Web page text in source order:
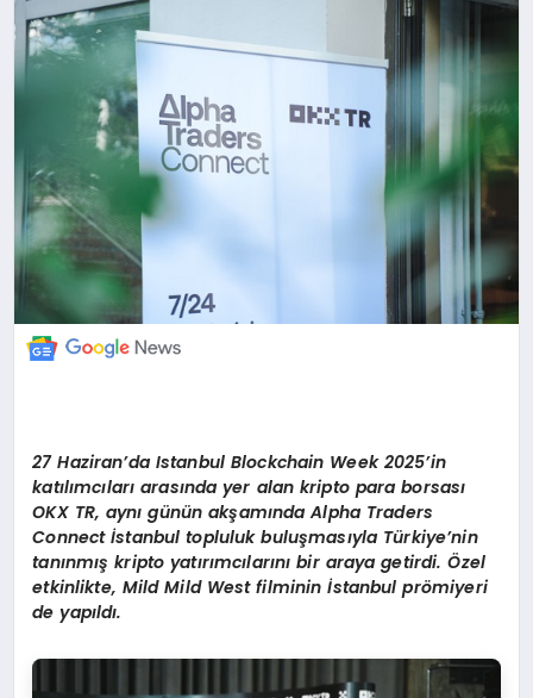
MAGAZİN
DÜNYA
27 Haziran’da Istanbul Blockchain Week 2025’in
katılımcıları arasında yer alan kripto para borsası
OKX TR, aynı günün akşamında Alpha Traders
Connectİstanbul topluluk buluşmasıyla Türkiye’nin
tanınmış kripto yatırımcılarını bir araya getirdi. Özel
etkinlikte, Mild Mild West filminin İstanbul prömiyeri
de yapıldı.